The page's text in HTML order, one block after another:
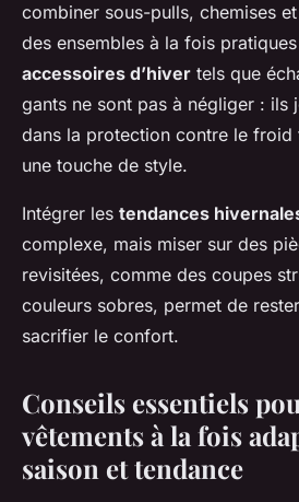
combiner sous-pulls, chemises
des ensembles à la fois
accessoires d’hiver tels que
gants ne sont pas à négliger : ils
dans la protection contre le froid
une touche de style.
Intégrer les tendances
complexe, mais miser sur des
revisitées, comme des coupes
couleurs sobres, permet de
sacrifier le confort.
Conseils essentiels
vêtements à la fois
saison et tendance